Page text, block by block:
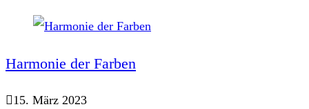
Harmonie der Farben
15. März 2023